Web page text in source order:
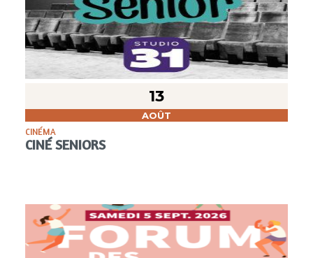
13
AOÛT
CINÉMA
CINÉ SENIORS